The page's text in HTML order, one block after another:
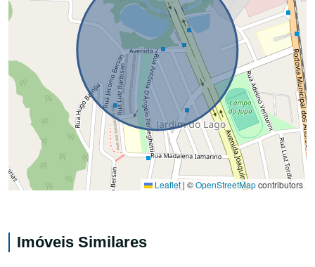
Leaflet | ©OpenStreetMapcontributors
Imóveis Similares